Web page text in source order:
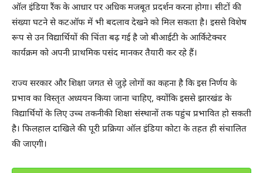
ऑल इंडिया रैंक के आधार पर अधिक मजबूत प्रदर्शन करना होगा। सीटों की
संख्या घटने से कटऑफ में भी बदलाव देखने को मिल सकता है। इससे विशेष
रूप से उन विद्यार्थियों की चिंता बढ़ गई है जो बीआईटी के आर्किटेक्चर
कार्यक्रम को अपनी प्राथमिक पसंद मानकर तैयारी कर रहे हैं।
राज्य सरकार और शिक्षा जगत से जुड़े लोगों का कहना है कि इस निर्णय के
प्रभाव का विस्तृत अध्ययन किया जाना चाहिए, क्योंकि इससे झारखंड के
विद्यार्थियों के लिए उच्च तकनीकी शिक्षा संस्थानों तक पहुंच प्रभावित हो सकती
है। फिलहाल दाखिले की पूरी प्रक्रिया ऑल इंडिया कोटा के तहत ही संचालित
की जाएगी।